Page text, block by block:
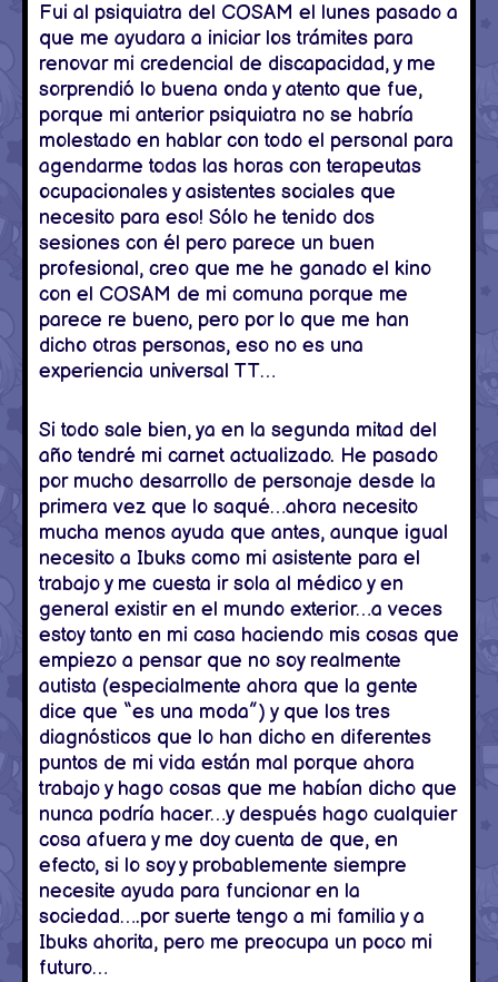
Fui al psiquiatra del COSAM el lunes pasado a
que me ayudara a iniciar los trámites para
renovar mi credencial de discapacidad, y me
sorprendió lo buena onda y atento que fue,
porque mi anterior psiquiatra no se habría
molestado en hablar con todo el personal para
agendarme todas las horas con terapeutas
ocupacionales y asistentes sociales que
necesito para eso! Sólo he tenido dos
sesiones con él pero parece un buen
profesional, creo que me he ganado el kino
con el COSAM de mi comuna porque me
parece re bueno, pero por lo que me han
dicho otras personas, eso no es una
experiencia universal TT…
Si todo sale bien, ya en la segunda mitad del
año tendré mi carnet actualizado. He pasado
por mucho desarrollo de personaje desde la
primera vez que lo saqué…ahora necesito
mucha menos ayuda que antes, aunque igual
necesito a Ibuks como mi asistente para el
trabajo y me cuesta ir sola al médico y en
general existir en el mundo exterior…a veces
estoy tanto en mi casa haciendo mis cosas que
empiezo a pensar que no soy realmente
autista (especialmente ahora que la gente
dice que “es una moda”) y que los tres
diagnósticos que lo han dicho en diferentes
puntos de mi vida están mal porque ahora
trabajo y hago cosas que me habían dicho que
nunca podría hacer…y después hago cualquier
cosa afuera y me doy cuenta de que, en
efecto, si lo soy y probablemente siempre
necesite ayuda para funcionar en la
sociedad….por suerte tengo a mi familia y a
Ibuks ahorita, pero me preocupa un poco mi
futuro…